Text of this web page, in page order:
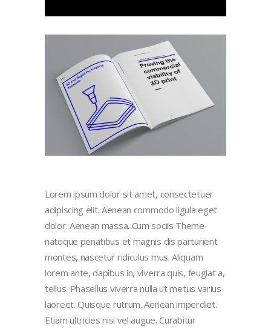
Lorem ipsum dolor sit amet, consectetuer
adipiscing elit. Aenean commodo ligula eget
dolor. Aenean massa. Cum sociis Theme
natoque penatibus et magnis dis parturient
montes, nascetur ridiculus mus. Aliquam
lorem ante, dapibus in, viverra quis, feugiat a,
tellus. Phasellus viverra nulla ut metus varius
laoreet. Quisque rutrum. Aenean imperdiet.
Etiam ultricies nisi vel augue. Curabitur